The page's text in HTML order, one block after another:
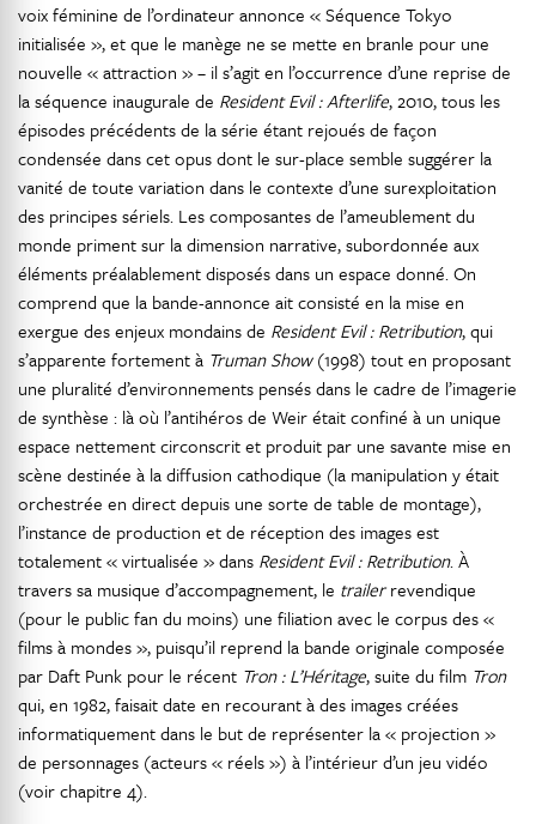
voix féminine de l’ordinateur annonce « Séquence Tokyo
initialisée », et que le manège ne se mette en branle pour une
nouvelle « attraction » – il s’agit en l’occurrence d’une reprise de
la séquence inaugurale de Resident Evil :Afterlife, 2010, tous les
épisodes précédents de la série étant rejoués de façon
condensée dans cet opus dont le sur-place semble suggérer la
vanité de toute variation dans le contexte d’une surexploitation
des principes sériels. Les composantes de l’ameublement du
monde priment sur la dimension narrative, subordonnée aux
éléments préalablement disposés dans un espace donné. On
comprend que la bande-annonce ait consisté en la mise en
exergue des enjeux mondains de Resident Evil : Retribution, qui
s’apparente fortement à Truman Show(1998) tout en proposant
une pluralité d’environnements pensés dans le cadre de l’imagerie
de synthèse : là où l’antihéros de Weir était confiné à un unique
espace nettement circonscrit et produit par une savante mise en
scène destinée à la diffusion cathodique (la manipulation y était
orchestrée en direct depuis une sorte de table de montage),
l’instance de production et de réception des images est
totalement « virtualisée » dans Resident Evil : Retribution. À
travers sa musique d’accompagnement, le trailerrevendique
(pour le public fan du moins) une filiation avec le corpus des «
films à mondes », puisqu’il reprend la bande originale composée
par Daft Punk pour le récent Tron : L’Héritage, suite du film Tron
qui, en 1982, faisait date en recourant à des images créées
informatiquement dans le but de représenter la « projection »
de personnages (acteurs « réels ») à l’intérieur d’un jeu vidéo
(voir chapitre 4).